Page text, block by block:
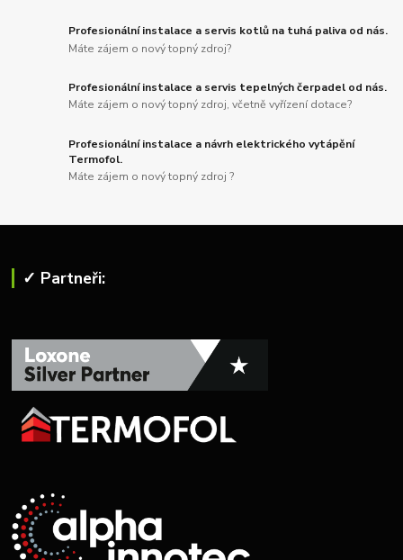
Profesionální instalace a servis kotlů na tuhá paliva od nás.
Máte zájem o nový topný zdroj?
Profesionální instalace a servis tepelných čerpadel od nás.
Máte zájem o nový topný zdroj, včetně vyřízení dotace?
Profesionální instalace a návrh elektrického vytápění
Termofol.
Máte zájem o nový topný zdroj ?
✓ Partneři: